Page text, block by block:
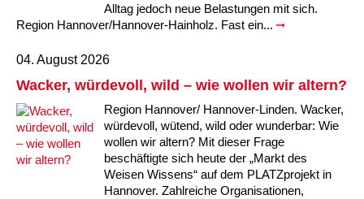
Alltag jedoch neue Belastungen mit sich.
Region Hannover/Hannover-Hainholz. Fast ein...
04. August 2026
Wacker, würdevoll, wild – wie wollen wir altern?
Region Hannover/ Hannover-Linden. Wacker,
würdevoll, wütend, wild oder wunderbar: Wie
wollen wir altern? Mit dieser Frage
beschäftigte sich heute der „Markt des
Weisen Wissens“ auf dem PLATZprojekt in
Hannover. Zahlreiche Organisationen,